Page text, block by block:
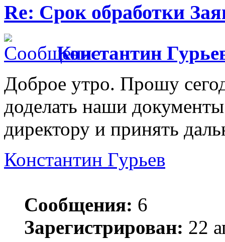
Re: Срок обработки
Константин
Доброе утро. Прошу
доделать наши
директору и принять
Константин Гурьев
Сообщения: 6
Зарегистрирован: 22